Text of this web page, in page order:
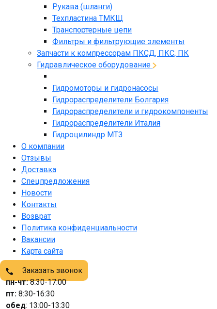
Рукава (шланги)
Техпластина ТМКЩ
Транспортерные цепи
Фильтры и фильтрующие элементы
Запчасти к компрессорам ПКСД, ПКС, ПК
Гидравлическое оборудование
Гидромоторы и гидронасосы
Гидрораспределители Болгария
Гидрораспределители и гидрокомпоненты
Гидрораспределители Италия
Гидроцилиндр МТЗ
О компании
Отзывы
Доставка
Спецпредложения
Новости
Контакты
Возврат
Политика конфиденциальности
Вакансии
Карта сайта
Заказать звонок
пн-чт:8:30-17:00
пт: 8:30-16:30
обед: 13:00-13:30